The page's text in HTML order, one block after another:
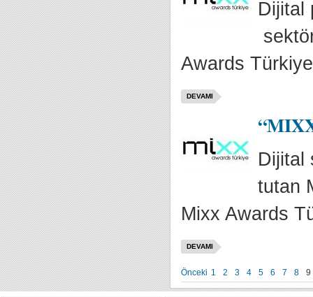
Dijital
Awards
DEVAMI
Dijital
tutan
Mixx Awards
DEVAMI
Önceki 1 2 3 4 5 6 7 8 9